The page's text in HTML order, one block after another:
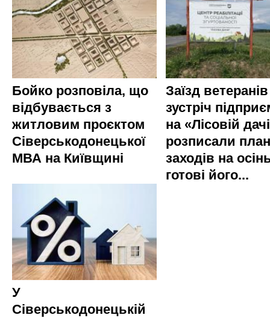
Бойко розповіла, що
відбувається з
житловим проєктом
Сіверськодонецької
МВА на Київщині
Заїзд
зустріч
на «Лісовій
розписали план
заходів на
готові його...
У
Сіверськодонецькій